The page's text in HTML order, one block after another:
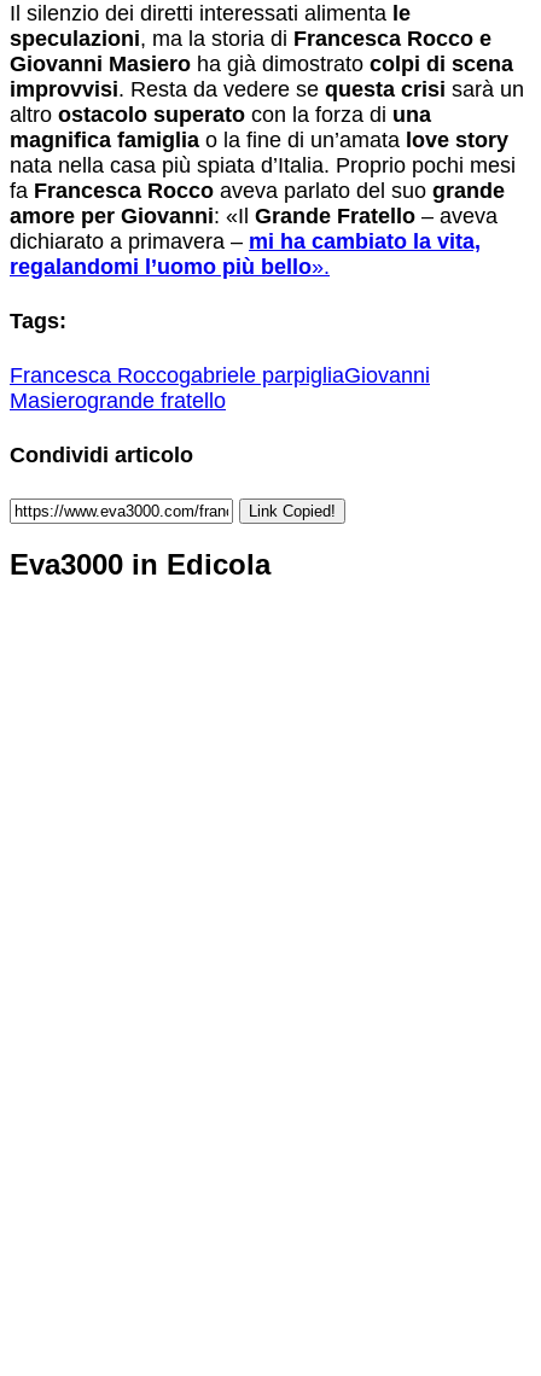
Il silenzio dei diretti interessati alimenta le
speculazioni, ma la storia di Francesca Rocco e
Giovanni Masiero ha già dimostrato colpi di scena
improvvisi. Resta da vedere se questa crisi sarà un
altro ostacolo superato con la forza di una
magnifica famiglia o la fine di un’amata love story
nata nella casa più spiata d’Italia. Proprio pochi mesi
fa Francesca Rocco aveva parlato del suo grande
amore per Giovanni: «Il Grande Fratello – aveva
dichiarato a primavera – mi ha cambiato la vita,
regalandomi l’uomo più bello».
Tags:
Francesca Roccogabriele parpigliaGiovanni
Masierogrande fratello
Condividi articolo
Link Copied!
Eva3000 in Edicola